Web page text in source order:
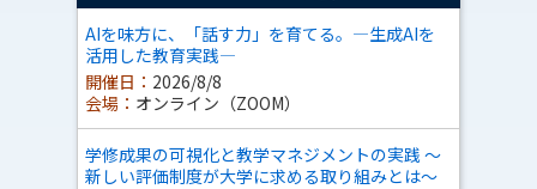
AIを味方に、「話す力」を育てる。―生成AIを
活用した教育実践―
開催日： 2026/8/8
会場： オンライン（ZOOM）
学修成果の可視化と教学マネジメントの実践 ～
新しい評価制度が大学に求める取り組みとは～